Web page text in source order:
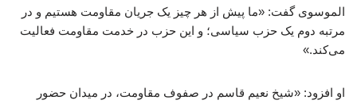
الموسوی گفت: «ما پیش از هر چیز یک جریان مقاومت هستیم و در
مرتبه دوم یک حزب سیاسی؛ و این حزب در خدمت مقاومت فعالیت
می‌کند.»
او افزود: «شیخ نعیم قاسم در صفوف مقاومت، در میدان حضور